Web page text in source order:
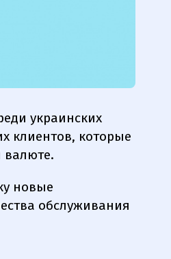
украинских
клиентов, которые
валюте.
новые
обслуживания